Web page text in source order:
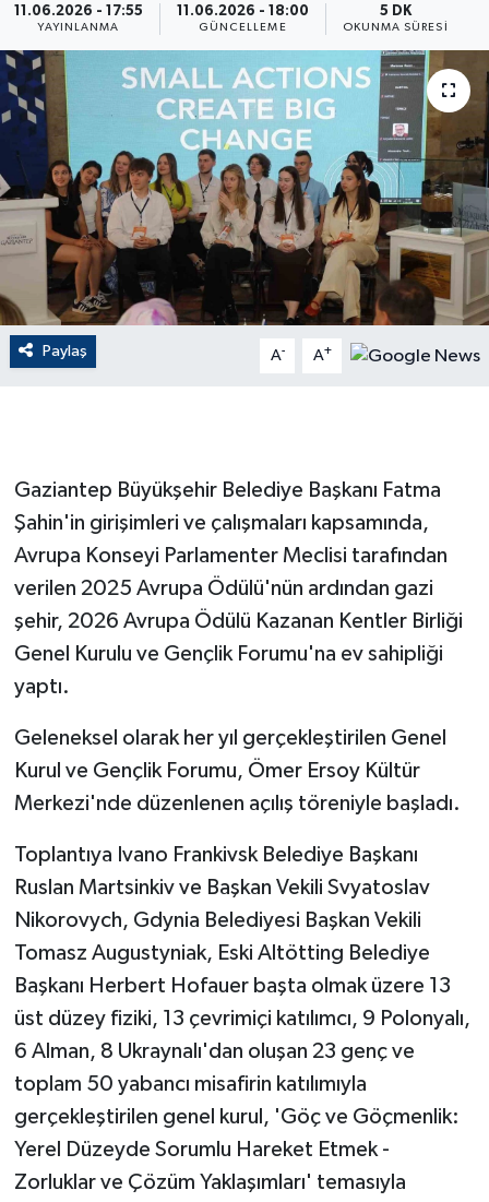
11.06.2026 - 17:55
YAYINLANMA
11.06.2026 - 18:00
GÜNCELLEME
5 DK
OKUNMA SÜRESI
Paylaş A- A+
Gaziantep Büyükşehir Belediye Başkanı Fatma
Şahin'in girişimleri ve çalışmaları kapsamında,
Avrupa Konseyi Parlamenter Meclisi tarafından
verilen 2025 Avrupa Ödülü'nün ardından gazi
şehir, 2026 Avrupa Ödülü Kazanan Kentler Birliği
Genel Kurulu ve Gençlik Forumu'na ev sahipliği
yaptı.
Geleneksel olarak her yıl gerçekleştirilen Genel
Kurul ve Gençlik Forumu, Ömer Ersoy Kültür
Merkezi'nde düzenlenen açılış töreniyle başladı.
Toplantıya Ivano Frankivsk Belediye Başkanı
Ruslan Martsinkiv ve Başkan Vekili Svyatoslav
Nikorovych, Gdynia Belediyesi Başkan Vekili
Tomasz Augustyniak, Eski Altötting Belediye
Başkanı Herbert Hofauer başta olmak üzere 13
üst düzey fiziki, 13 çevrimiçi katılımcı, 9 Polonyalı,
6 Alman, 8 Ukraynalı'dan oluşan 23 genç ve
toplam 50 yabancı misafirin katılımıyla
gerçekleştirilen genel kurul, 'Göç ve Göçmenlik:
Yerel Düzeyde Sorumlu Hareket Etmek -
Zorluklar ve Çözüm Yaklaşımları' temasıyla
Dünya
EĞİTİM
EKONOMİ
English News
Finans
Flaş Haber
GÜNDEM
Güvenlik
HABERDE İNSAN
İNSAN
Jandarma
KÜLTÜR SANAT
Otomobil
POLİTİKA
Sağlık
SİYASET